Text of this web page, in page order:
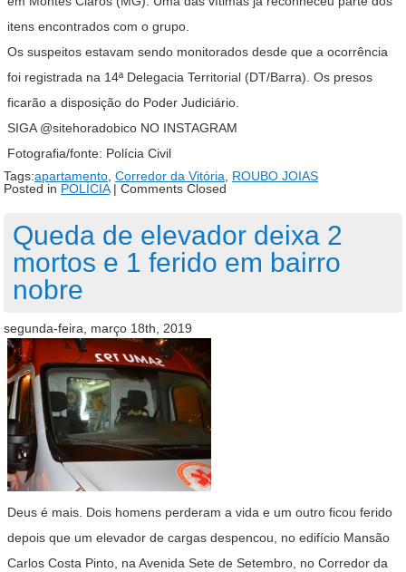
itens encontrados com o grupo.
Os suspeitos estavam sendo monitorados desde que a ocorrência
foi registrada na 14ª Delegacia Territorial (DT/Barra). Os presos
ficarão a disposição do Poder Judiciário.
SIGA @sitehoradobico NO INSTAGRAM
Fotografia/fonte: Polícia Civil
Tags:apartamento, Corredor da Vitória, ROUBO JOIAS
Posted in POLÍCIA| Comments Closed
Queda de elevador deixa 2
mortos e 1 ferido em bairro
nobre
segunda-feira, março 18th, 2019
Deus é mais. Dois homens perderam a vida e um outro ficou ferido
depois que um elevador de cargas despencou, no edifício Mansão
Carlos Costa Pinto, na Avenida Sete de Setembro, no Corredor da